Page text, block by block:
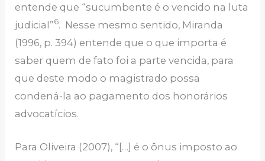
entende que “sucumbente é o vencido na luta
judicial”6. Nesse mesmo sentido, Miranda
(1996, p. 394) entende que o que importa é
saber quem de fato foi a parte vencida, para
que deste modo o magistrado possa
condená-la ao pagamento dos honorários
advocatícios.
Para Oliveira (2007), “[…] é o ônus imposto ao